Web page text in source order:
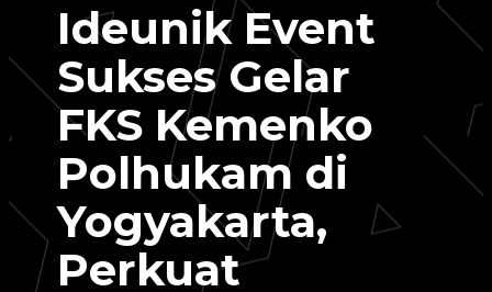
Ideunik Event
Sukses Gelar
FKS Kemenko
Polhukam di
Yogyakarta,
Perkuat